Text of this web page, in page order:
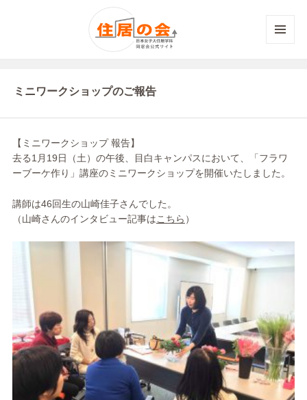
ミニワークショップのご報告
【ミニワークショップ 報告】
去る1月19日（土）の午後、目白キャンパスにおいて、「フラワ
ーブーケ作り」講座のミニワークショップを開催いたしました。
講師は46回生の山崎佳子さんでした。
（山崎さんのインタビュー記事はこちら ）